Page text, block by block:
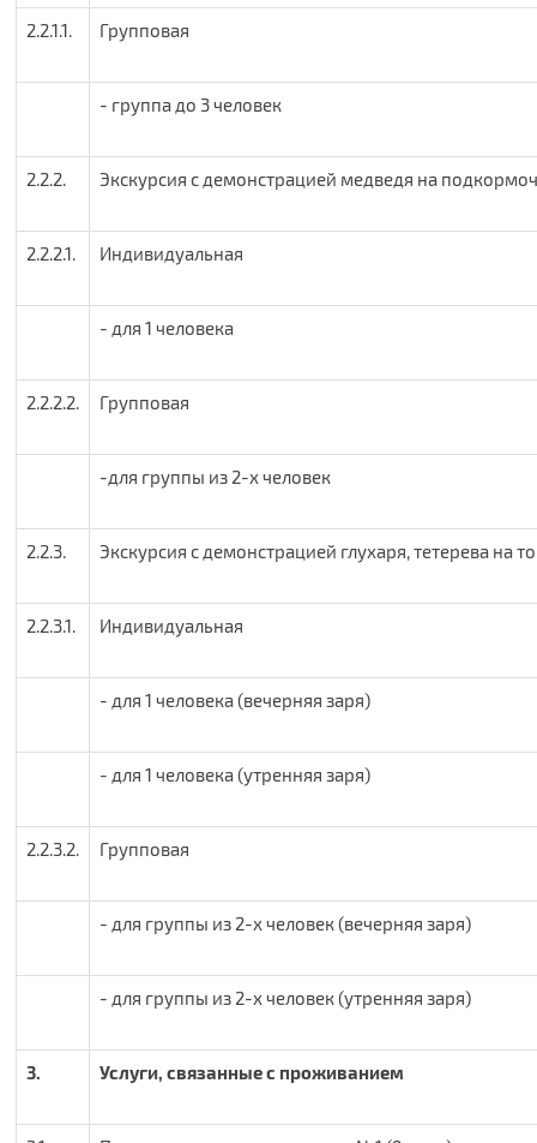
2.2.1.1. Групповая
- группа до 3 человек
2.2.2. Экскурсия с демонстрацией медведя на
2.2.2.1. Индивидуальная
- для 1 человека
2.2.2.2. Групповая
-для группы из 2-х человек
2.2.3. Экскурсия с демонстрацией глухаря, тетерева на
2.2.3.1. Индивидуальная
- для 1 человека (вечерняя заря)
- для 1 человека (утренняя заря)
2.2.3.2. Групповая
- для группы из 2-х человек (вечерняя заря)
- для группы из 2-х человек (утренняя заря)
3. Услуги, связанные с проживанием